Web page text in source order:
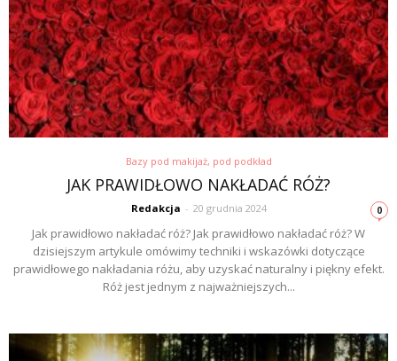
Bazy pod makijaż, pod podkład
JAK PRAWIDŁOWO NAKŁADAĆ RÓŻ?
Redakcja - 20 grudnia 2024 0
Jak prawidłowo nakładać róż? Jak prawidłowo nakładać róż? W
dzisiejszym artykule omówimy techniki i wskazówki dotyczące
prawidłowego nakładania różu, aby uzyskać naturalny i piękny efekt.
Róż jest jednym z najważniejszych...